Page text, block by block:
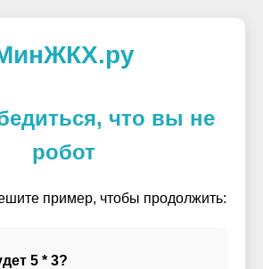
что вы не
робот
пример, чтобы продолжить:
5 * 3?